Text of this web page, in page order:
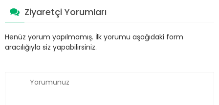
Ziyaretçi Yorumları
Henüz yorum yapılmamış. İlk yorumu aşağıdaki form
aracılığıyla siz yapabilirsiniz.